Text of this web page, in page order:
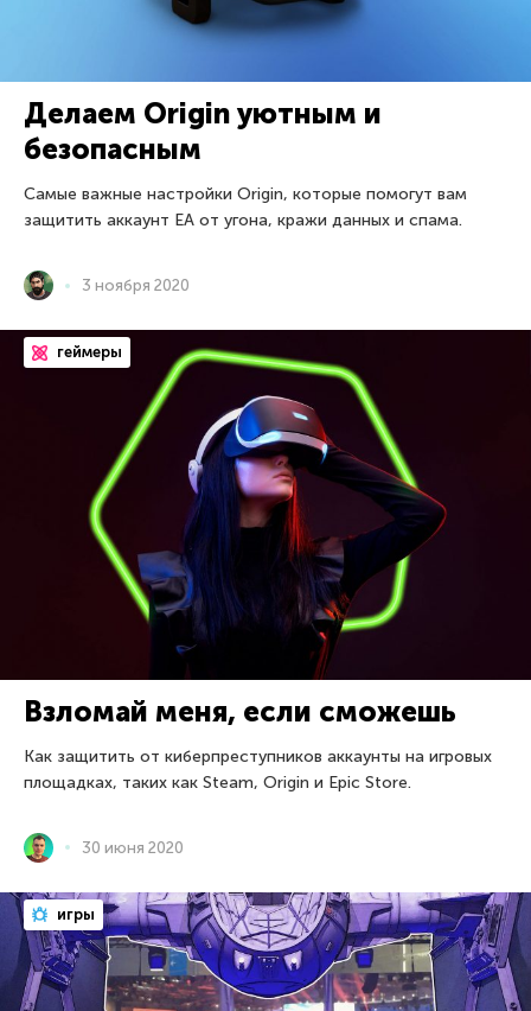
Делаем Origin уютным и
безопасным
Самые важные настройки Origin, которые помогут вам
защитить аккаунт EA от угона, кражи данных и спама.
3 ноября 2020
геймеры
Взломай меня, если сможешь
Как защитить от киберпреступников аккаунты на игровых
площадках, таких как Steam, Origin и Epic Store.
30 июня 2020
игры